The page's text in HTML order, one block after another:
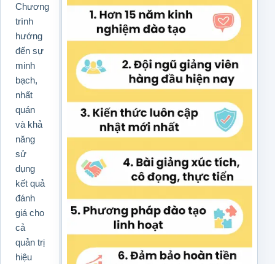
Chương
trình
hướng
đến sự
minh
bạch,
nhất
quán
và khả
năng
sử
dụng
kết quả
đánh
giá cho
cả
quản trị
hiệu